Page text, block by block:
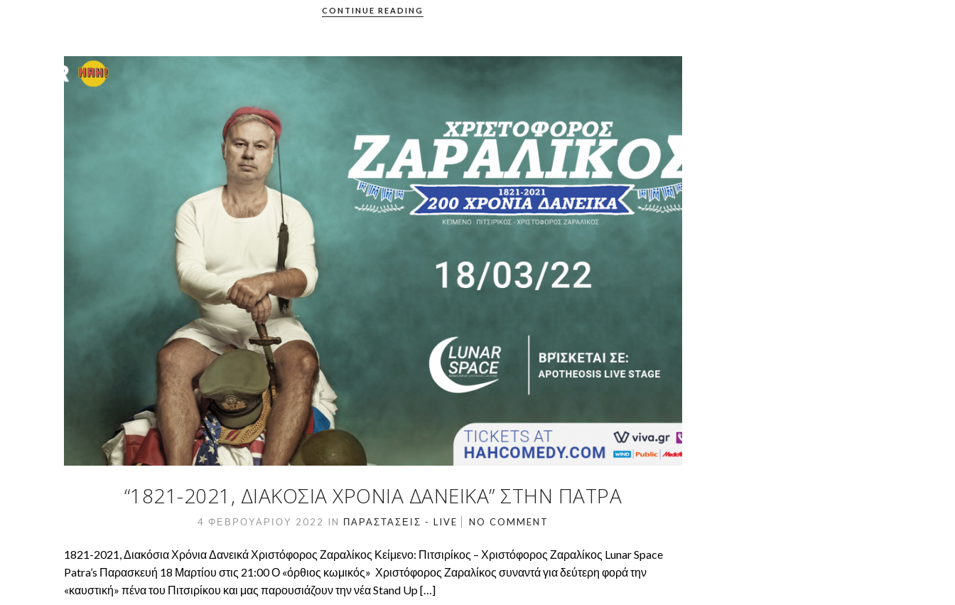
CONTINUE READING
“1821-2021, ΔΙΑΚΌΣΙΑ ΧΡΌΝΙΑ ΔΑΝΕΙΚΆ” ΣΤΗΝ ΠΆΤΡΑ
4 ΦΕΒΡΟΥΑΡΊΟΥ 2022 IN ΠΑΡΑΣΤΆΣΕΙΣ - LIVE NO COMMENT
1821-2021, Διακόσια Χρόνια Δανεικά Χριστόφορος Ζαραλίκος Κείμενο: Πιτσιρίκος – Χριστόφορος Ζαραλίκος Lunar Space
Patra’s Παρασκευή 18 Μαρτίου στις 21:00 Ο «όρθιος κωμικός» Χριστόφορος Ζαραλίκος συναντά για δεύτερη φορά την
«καυστική» πένα του Πιτσιρίκου και μας παρουσιάζουν την νέα Stand Up […]